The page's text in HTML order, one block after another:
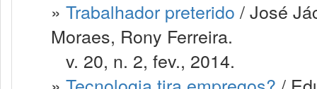
» Trabalhador preterido / José
Moraes, Rony Ferreira.
v. 20, n. 2, fev., 2014.